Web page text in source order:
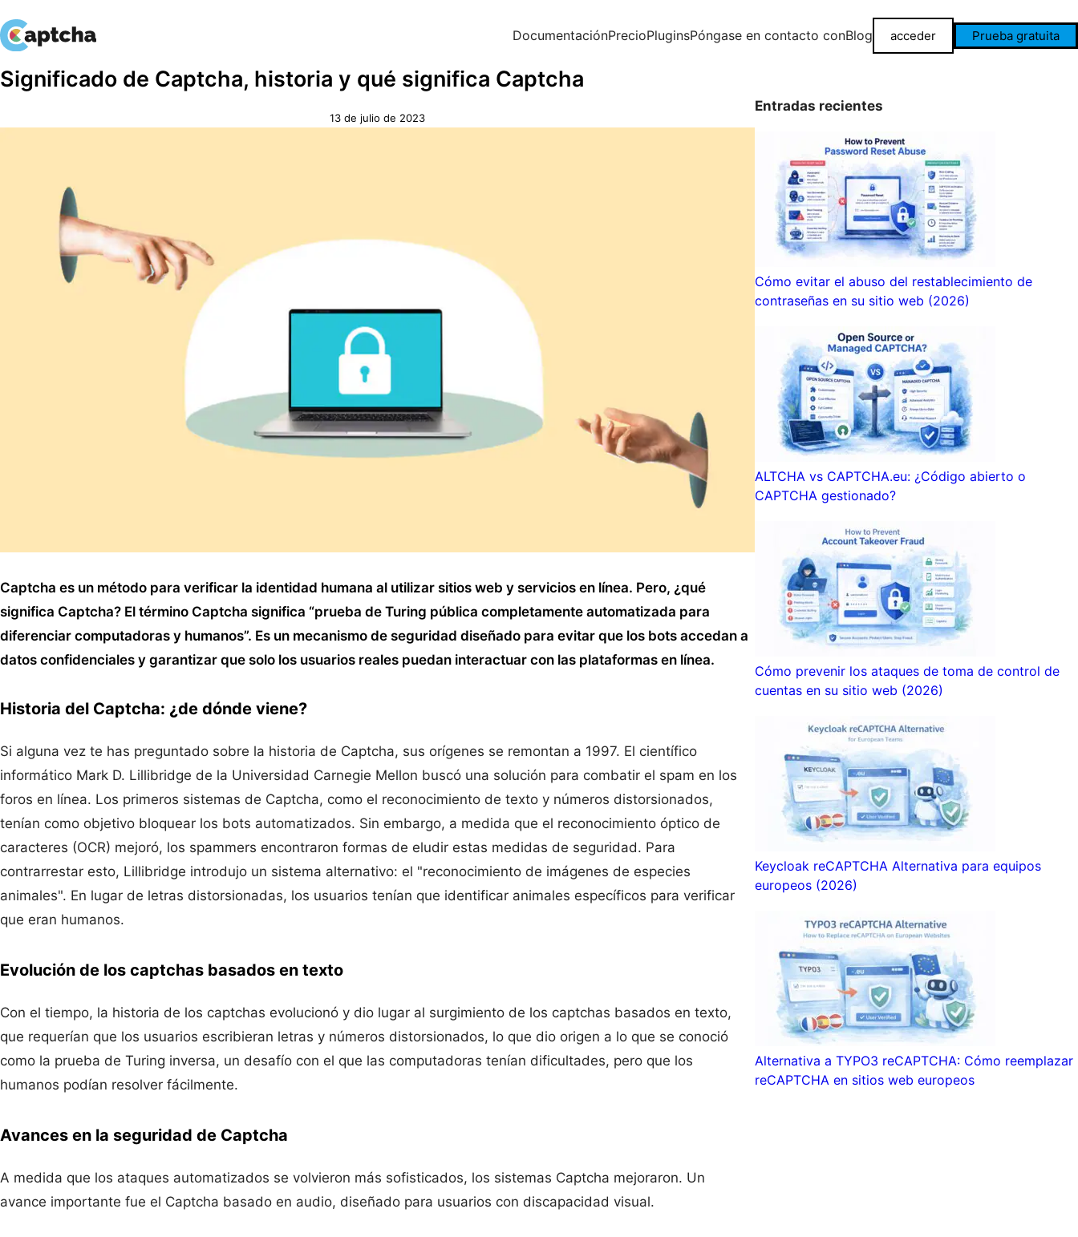
al
al
DocumentaciónPrecioPluginsPóngase en contacto conBlog acceder Prueba gratuita
Significado de Captcha, historia y qué significa Captcha
13 de julio de 2023
Captcha es un método para verificar la identidad humana al utilizar sitios web y servicios en línea. Pero, ¿qué
significa Captcha? El término Captcha significa “prueba de Turing pública completamente automatizada para
diferenciar computadoras y humanos”. Es un mecanismo de seguridad diseñado para evitar que los bots accedan a
datos confidenciales y garantizar que solo los usuarios reales puedan interactuar con las plataformas en línea.
Historia del Captcha: ¿de dónde viene?
Si alguna vez te has preguntado sobre la historia de Captcha, sus orígenes se remontan a 1997. El científico
informático Mark D. Lillibridge de la Universidad Carnegie Mellon buscó una solución para combatir el spam en los
foros en línea. Los primeros sistemas de Captcha, como el reconocimiento de texto y números distorsionados,
tenían como objetivo bloquear los bots automatizados. Sin embargo, a medida que el reconocimiento óptico de
caracteres (OCR) mejoró, los spammers encontraron formas de eludir estas medidas de seguridad. Para
contrarrestar esto, Lillibridge introdujo un sistema alternativo: el "reconocimiento de imágenes de especies
animales". En lugar de letras distorsionadas, los usuarios tenían que identificar animales específicos para verificar
que eran humanos.
Evolución de los captchas basados en texto
Con el tiempo, la historia de los captchas evolucionó y dio lugar al surgimiento de los captchas basados en texto,
que requerían que los usuarios escribieran letras y números distorsionados, lo que dio origen a lo que se conoció
como la prueba de Turing inversa, un desafío con el que las computadoras tenían dificultades, pero que los
humanos podían resolver fácilmente.
Avances en la seguridad de Captcha
A medida que los ataques automatizados se volvieron más sofisticados, los sistemas Captcha mejoraron. Un
avance importante fue el Captcha basado en audio, diseñado para usuarios con discapacidad visual.
Entradas recientes
Cómo evitar el abuso del restablecimiento de
contraseñas en su sitio web (2026)
ALTCHA vs CAPTCHA.eu: ¿Código abierto o
CAPTCHA gestionado?
Cómo prevenir los ataques de toma de control de
cuentas en su sitio web (2026)
Keycloak reCAPTCHA Alternativa para equipos
europeos (2026)
Alternativa a TYPO3 reCAPTCHA: Cómo reemplazar
reCAPTCHA en sitios web europeos